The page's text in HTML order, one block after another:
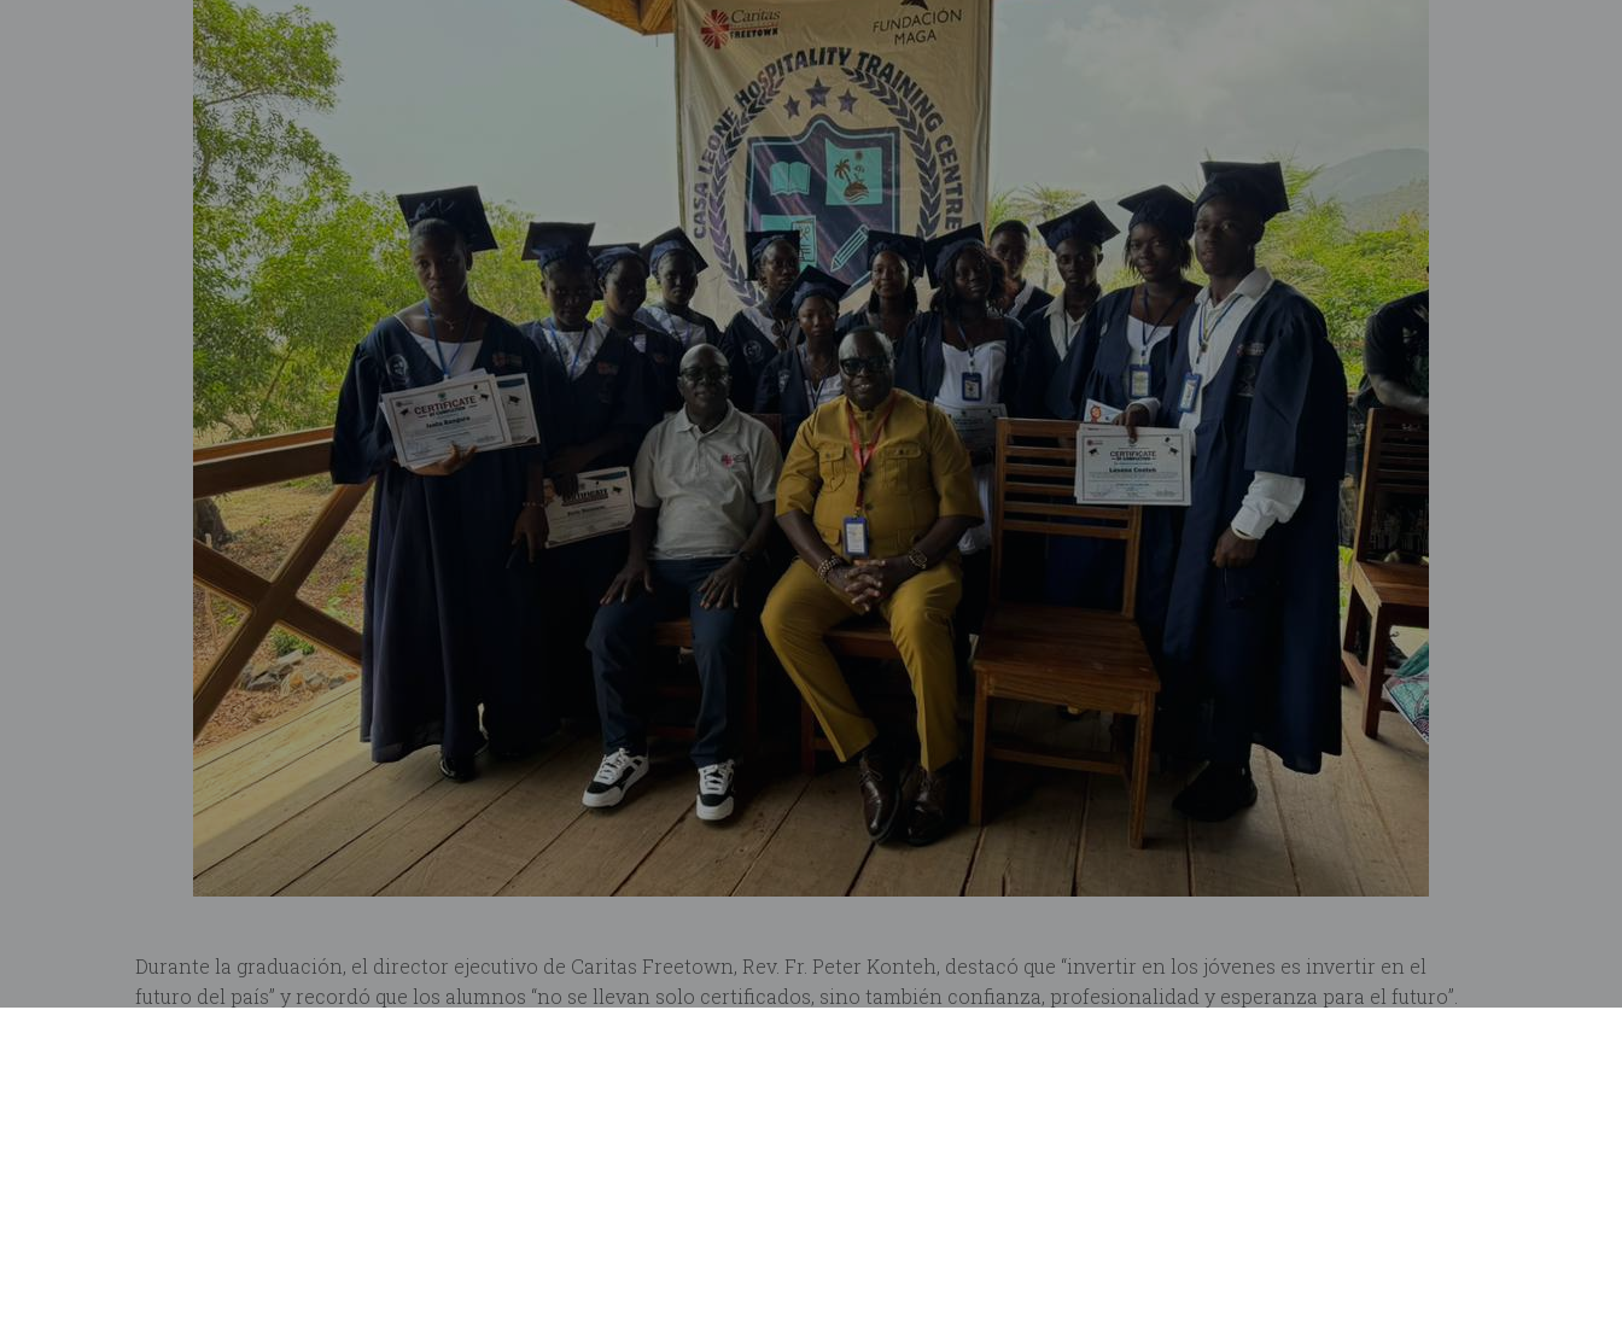
Durante la graduación, el director ejecutivo de Caritas Freetown, Rev. Fr. Peter Konteh, destacó que “invertir en los jóvenes es invertir en el
futuro del país” y recordó que los alumnos “no se llevan solo certificados, sino también confianza, profesionalidad y esperanza para el futuro”.